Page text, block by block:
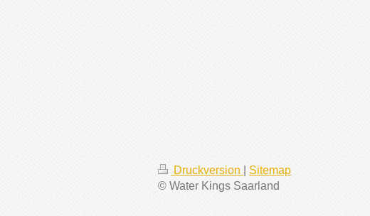
Druckversion
Sitemap
© Water Kings Saarland